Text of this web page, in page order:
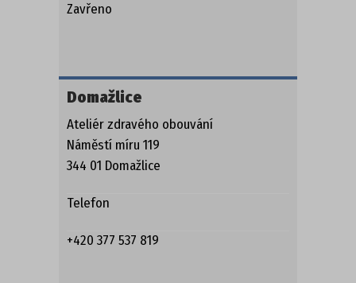
Zavřeno
Domažlice
Ateliér zdravého obouvání
Náměstí míru 119
344 01 Domažlice
Telefon
+420 377 537 819